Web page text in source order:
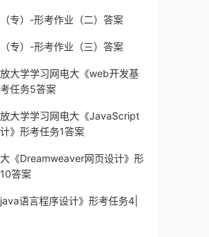
专）-形考作业（二）答案
专）-形考作业（三）答案
大学学习网电大《web开发基
任务5答案
大学学习网电大《JavaScript
》形考任务1答案
《Dreamweaver网页设计》形
答案
语言程序设计》形考任务4|